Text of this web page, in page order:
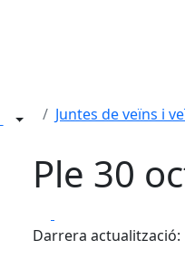
Juntes de veïns i
Ple 30
Darrera actualització: